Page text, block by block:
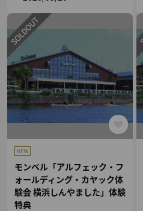
モンベル「アルフェック・フ
ォールディング・カヤック体
験会 横浜しんやました」体験
特典